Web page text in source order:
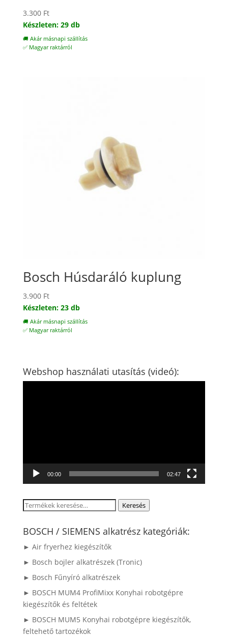
3.300 Ft
Készleten: 29 db
🚚 Akár másnapi szállítás
✅ Magyar raktárról
Bosch Húsdaráló kuplung
3.900 Ft
Készleten: 23 db
🚚 Akár másnapi szállítás
✅ Magyar raktárról
Webshop használati utasítás (videó):
00:00 02:47
Keresés
következőre:
Keresés
BOSCH / SIEMENS alkatrész kategóriák:
► Air fryerhez kiegészítők
► Bosch bojler alkatrészek (Tronic)
► Bosch Fűnyíró alkatrészek
► BOSCH MUM4 ProfiMixx Konyhai robotgépre
kiegészítők és feltétek
► BOSCH MUM5 Konyhai robotgépre kiegészítők,
feltehető tartozékok